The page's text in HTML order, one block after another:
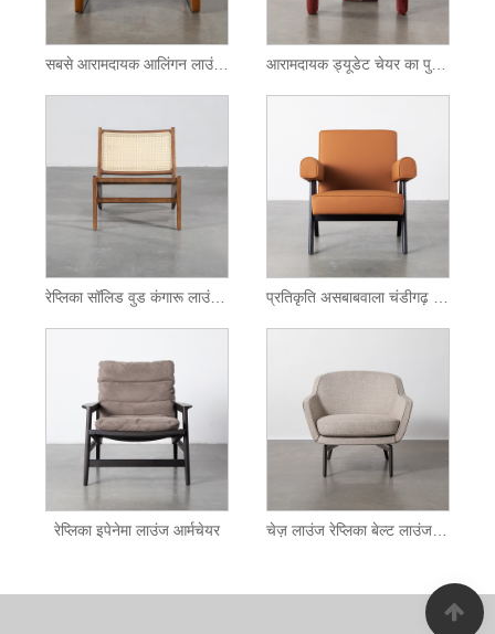
सबसे आरामदायक आलिंगन लाउंज कुर्सी आरामदायक ड्यूडेट चेयर का पुनरुत्पादन
रेप्लिका सॉलिड वुड कंगारू लाउंज चेयर प्रतिकृति असबाबवाला चंडीगढ़ लाउंज चेयर
रेप्लिका इपेनेमा लाउंज आर्मचेयर